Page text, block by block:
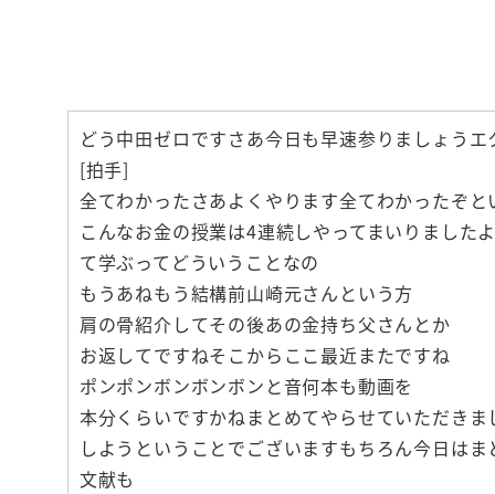
どう中田ゼロですさあ今日も早速参りましょう
[拍手]
全てわかったさあよくやります全てわかったぞ
こんなお金の授業は4連続しやってまいりました
て学ぶってどういうことなの
もうあねもう結構前山崎元さんという方
肩の骨紹介してその後あの金持ち父さんとか
お返してですねそこからここ最近またですね
ポンポンボンボンボンと音何本も動画を
本分くらいですかねまとめてやらせていただき
しようということでございますもちろん今日は
文献も